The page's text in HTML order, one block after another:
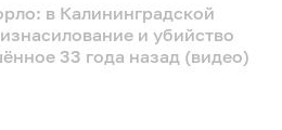
в Калининградской
и убийство
33 года назад (видео)